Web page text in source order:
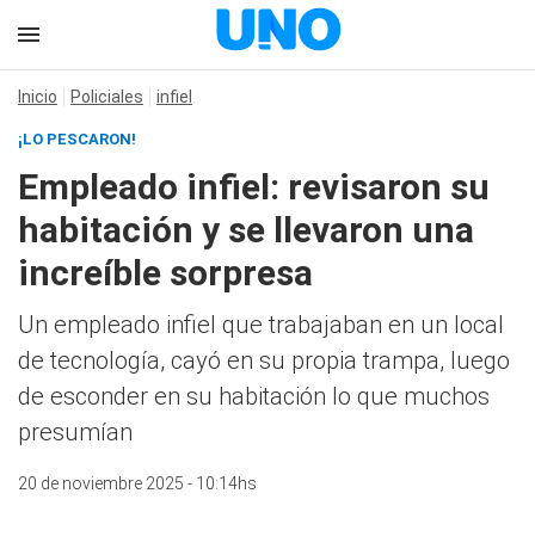
Inicio Policiales infiel
¡LO PESCARON!
Empleado infiel: revisaron su
habitación y se llevaron una
increíble sorpresa
Un empleado infiel que trabajaban en un local
de tecnología, cayó en su propia trampa, luego
de esconder en su habitación lo que muchos
presumían
20 de noviembre 2025 - 10:14hs